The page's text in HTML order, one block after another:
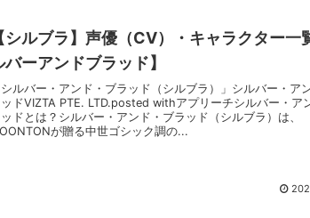
シルブラ】声優（CV）・キャラクター一
バーアンドブラッド】
ルバー・アンド・ブラッド（シルブラ）」シルバー・ア
ドVIZTA PTE. LTD.posted withアプリーチシルバー・ア
ドとは？シルバー・アンド・ブラッド（シルブラ）は、
が贈る中世ゴシック調の...